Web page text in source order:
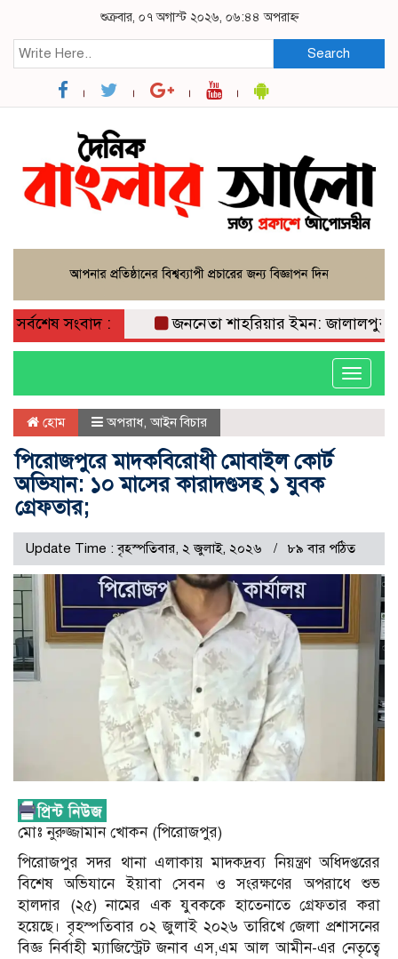
শুক্রবার, ০৭ অগাস্ট ২০২৬, ০৬:৪৪ অপরাহ্ন
Search
সর্বশেষ সংবাদ : জননেতা শাহরিয়ার ইমন: জালালপুর
Toggle
হোম অপরাধ, আইন বিচার
পিরোজপুরে মাদকবিরোধী মোবাইল কোর্ট
অভিযান: ১০ মাসের কারাদণ্ডসহ ১ যুবক
গ্রেফতার;
Update Time : বৃহস্পতিবার, ২ জুলাই, ২০২৬ ৮৯ বার পঠিত
মোঃ নুরুজ্জামান খোকন (পিরোজপুর)
​পিরোজপুর সদর থানা এলাকায় মাদকদ্রব্য নিয়ন্ত্রণ অধিদপ্তরের
বিশেষ অভিযানে ইয়াবা সেবন ও সংরক্ষণের অপরাধে শুভ
হালদার (২৫) নামের এক যুবককে হাতেনাতে গ্রেফতার করা
হয়েছে। বৃহস্পতিবার ০২ জুলাই ২০২৬ তারিখে জেলা প্রশাসনের
বিজ্ঞ নির্বাহী ম্যাজিস্ট্রেট জনাব এস,এম আল আমীন-এর নেতৃত্বে